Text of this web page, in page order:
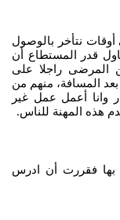
نتأخر بالوصول
قدر المستطاع أن
المرضى راجلا على
المسافة، منهم من
وانا أعمل عمل غير
هذه المهنة للناس.
فقررت أن ادرس